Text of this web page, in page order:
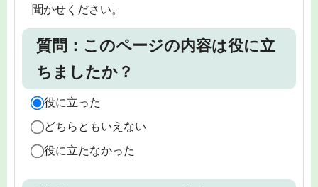
聞かせください。
質問：このページの内容は役に立
ちましたか？
役に立った
どちらともいえない
役に立たなかった